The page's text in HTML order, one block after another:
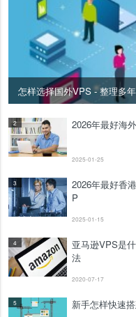
怎样选择国外VPS - 整理多
2 2026年最好海
2025-01-25
3
2026年最好香
P
2025-01-15
4
亚马逊VPS是
法
2020-07-17
5 新手怎样快速